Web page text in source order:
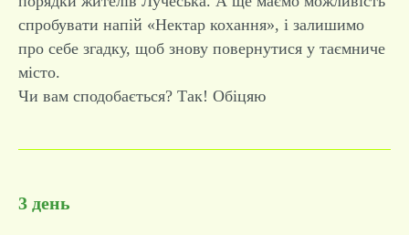
спробувати напій «Нектар кохання», і залишимо
про себе згадку, щоб знову повернутися у таємниче
місто.
Чи вам сподобається? Так! Обіцяю
3 день